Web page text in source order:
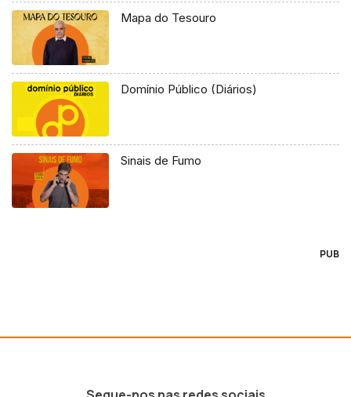
Mapa do Tesouro
Domínio Público (Diários)
Sinais de Fumo
PUB